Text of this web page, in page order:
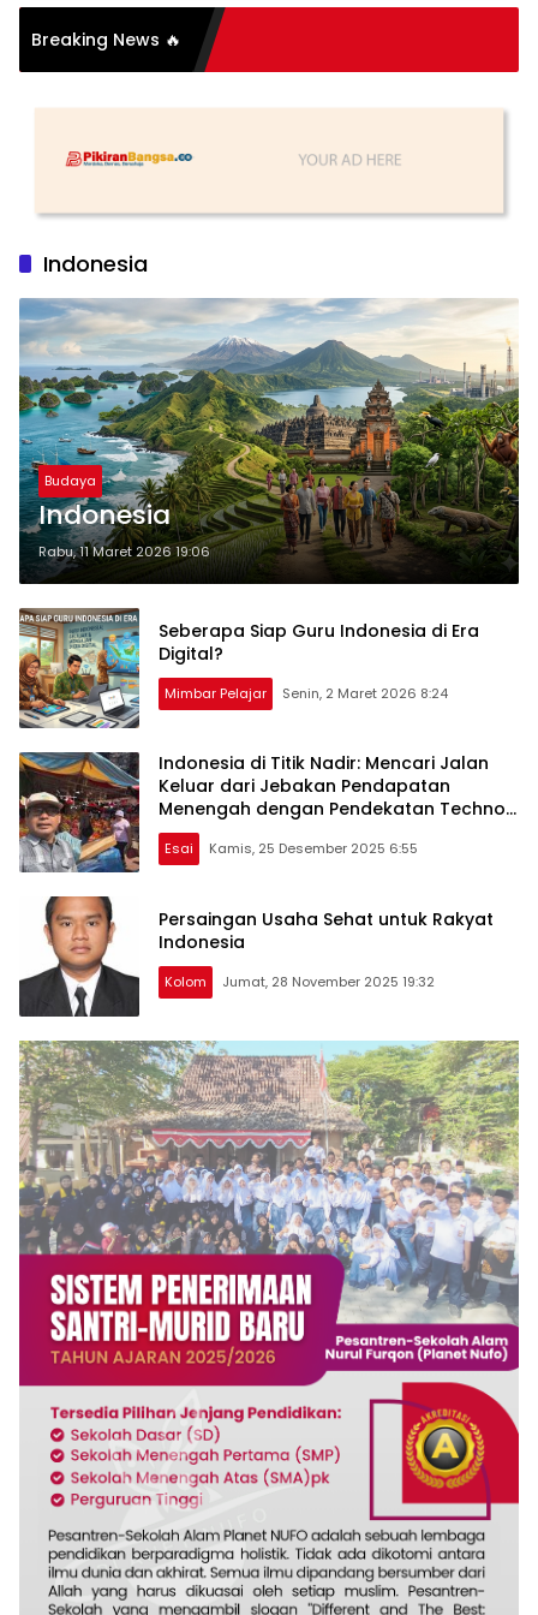
Breaking News 🔥
Indonesia
Budaya
Indonesia
Rabu, 11 Maret 2026 19:06
Seberapa Siap Guru Indonesia di Era
Digital?
Mimbar Pelajar Senin, 2 Maret 2026 8:24
Indonesia di Titik Nadir: Mencari Jalan
Keluar dari Jebakan Pendapatan
Menengah dengan Pendekatan Techno-
Spiritual
Esai Kamis, 25 Desember 2025 6:55
Persaingan Usaha Sehat untuk Rakyat
Indonesia
Kolom Jumat, 28 November 2025 19:32